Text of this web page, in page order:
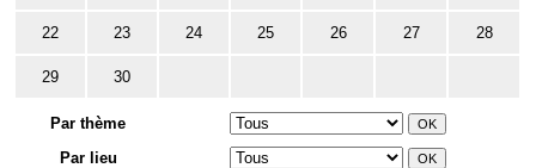
22 23 24 25 26 27 28
29 30
Par thème
Par lieu